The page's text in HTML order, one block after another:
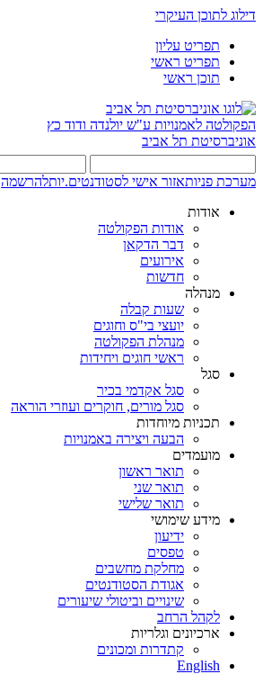
דילוג לתוכן העיקרי
תפריט עליון
תפריט ראשי
תוכן ראשי
הפקולטה לאמנויות ע"ש יולנדה ודוד כץ
אוניברסיטת תל אביב
מערכת פניותאזור אישי לסטודנטים.יותלהרשמה
אודות
אודות הפקולטה
דבר הדקאן
אירועים
חדשות
מנהלה
שעות קבלה
יועצי בי"ס וחוגים
מנהלת הפקולטה
ראשי חוגים ויחידות
סגל
סגל אקדמי בכיר
סגל מורים, חוקרים ועוזרי הוראה
תכניות מיוחדות
הבעה ויצירה באמנויות
מועמדים
תואר ראשון
תואר שני
תואר שלישי
מידע שימושי
ידיעון
טפסים
מחלקת מחשבים
אגודת הסטודנטים
שינויים וביטולי שיעורים
לקהל הרחב
ארכיונים וגלריות
קתדרות ומכונים
English